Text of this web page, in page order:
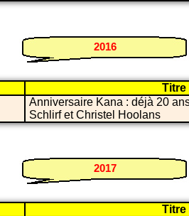
2016
Titre
Anniversaire Kana : déjà 20
Schlirf et Christel Hoolans
2017
Titre